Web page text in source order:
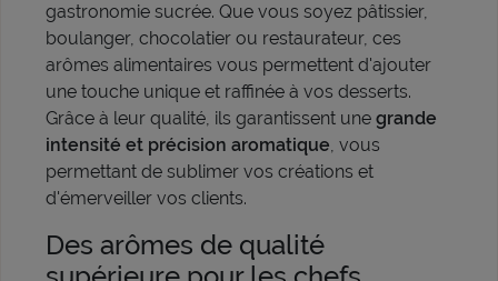
gastronomie sucrée. Que vous soyez pâtissier,
boulanger, chocolatier ou restaurateur, ces
arômes alimentaires vous permettent d'ajouter
une touche unique et raffinée à vos desserts.
Grâce à leur qualité, ils garantissent une grande
intensité et précision aromatique, vous
permettant de sublimer vos créations et
d'émerveiller vos clients.
Des arômes de qualité